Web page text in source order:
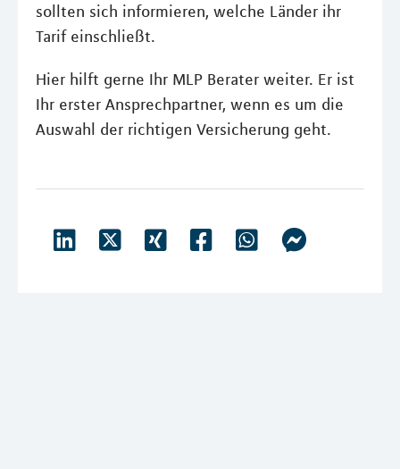
sollten sich informieren, welche Länder ihr
Tarif einschließt.
Hier hilft gerne Ihr MLP Berater weiter. Er ist
Ihr erster Ansprechpartner, wenn es um die
Auswahl der richtigen Versicherung geht.